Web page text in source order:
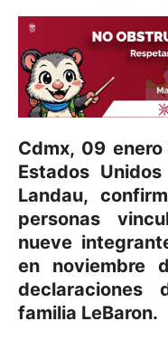
Cdmx, 09
Estados
Landau,
personas
nueve
en noviembre
familia LeBaron.